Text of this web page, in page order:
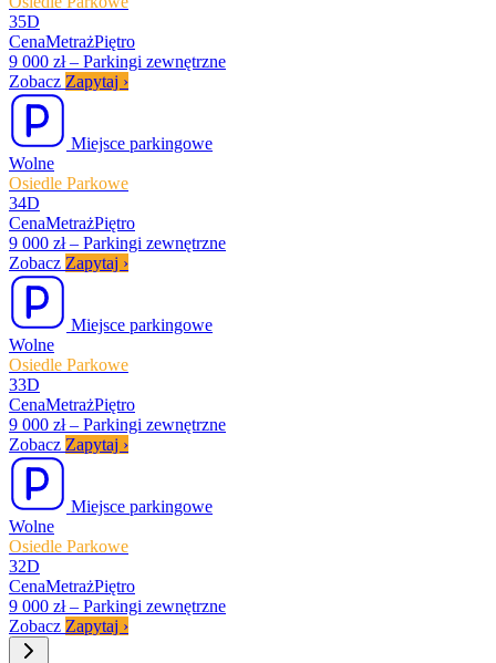
35D
CenaMetrażPiętro
9 000 zł – Parkingi zewnętrzne
Zobacz Zapytaj ›
Miejsce parkingowe
Wolne
Osiedle Parkowe
34D
CenaMetrażPiętro
9 000 zł – Parkingi zewnętrzne
Zobacz Zapytaj ›
Miejsce parkingowe
Wolne
Osiedle Parkowe
33D
CenaMetrażPiętro
9 000 zł – Parkingi zewnętrzne
Zobacz Zapytaj ›
Miejsce parkingowe
Wolne
Osiedle Parkowe
32D
CenaMetrażPiętro
9 000 zł – Parkingi zewnętrzne
Zobacz Zapytaj ›